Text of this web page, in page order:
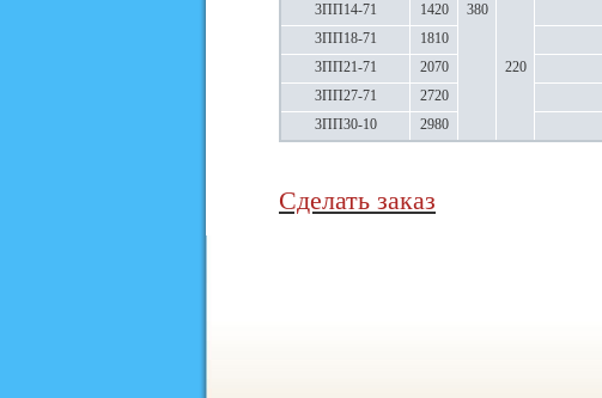
380
3ПП14-71
1420
220
3ПП18-71
1810
3ПП21-71
2070
3ПП27-71
2720
3ПП30-10
2980
Сделать заказ